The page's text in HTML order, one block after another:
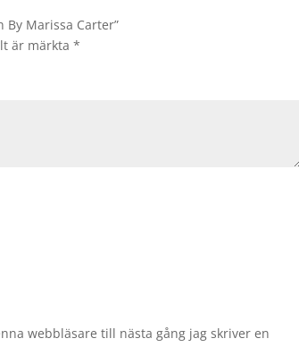
Marissa Carter”
är märkta*
webbläsare till nästa gång jag skriver en